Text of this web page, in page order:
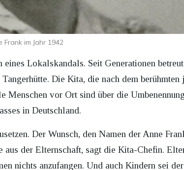
Frank im Jahr 1942
Lokalskandals. Seit Generationen
Die Kita, die nach dem
Menschen vor Ort sind über die
in Deutschland.
Der Wunsch, den Namen der Anne
aus der Elternschaft, sagt die Kita-Chefin.
nichts anzufangen. Und auch Kindern sei